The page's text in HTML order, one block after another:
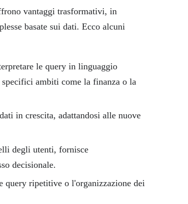
vantaggi trasformativi, in
basate sui dati. Ecco alcuni
le query in linguaggio
ambiti come la finanza o la
in crescita, adattandosi alle nuove
degli utenti, fornisce
decisionale.
query ripetitive o l'organizzazione dei